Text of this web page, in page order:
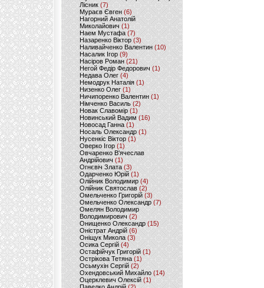
Лісник (7)
Мураєв Євген(6)
Нагорний Анатолій
Миколайович (1)
Наем Мустафа (7)
Назаренко Віктор (3)
Наливайченко Валентин (10)
Насалик Ігор(9)
Насіров Роман (21)
Негой Федір Федорович(1)
Недава Олег(4)
Немодрук Наталія(1)
Низенко Олег (1)
Ничипоренко Валентин (1)
Німченко Василь (2)
Новак Славомір (1)
Новинський Вадим (16)
Новосад Ганна (1)
Носаль Олександр (1)
Нусенкіс Віктор (1)
Оверко Ігор (1)
Овчаренко В'ячеслав
Андрійович(1)
Огнєвіч Злата (3)
Одарченко Юрій(1)
Олійник Володимир (4)
Олійник Святослав (2)
Омельченко Григорій (3)
Омельченко Олександр(7)
Омелян Володимир
Володимирович (2)
Онищенко Олександр (15)
Оністрат Андрій (6)
Оніщук Микола (3)
Осика Сергій(4)
Остафійчук Григорій(1)
Острікова Тетяна (1)
Осьмухін Сергій (2)
Охендовський Михайло (14)
Оцерклевич Олексій (1)